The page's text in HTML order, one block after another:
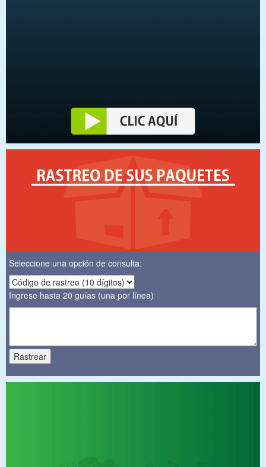
Seleccione una opción de consulta:
Ingrese hasta 20 guías (una por línea)